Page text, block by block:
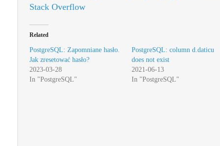
Stack Overflow
Related
PostgreSQL: Zapomniane hasło.
Jak zresetować hasło?
2023-03-28
In "PostgreSQL"
PostgreSQL: column d.daticu
does not exist
2021-06-13
In "PostgreSQL"